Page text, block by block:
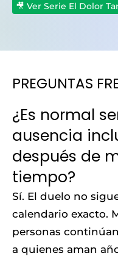
🎥 Ver Serie El Dolor
PREGUNTAS
¿Es normal
ausencia
después de
tiempo?
Sí. El duelo no
calendario exacto.
personas
a quienes aman